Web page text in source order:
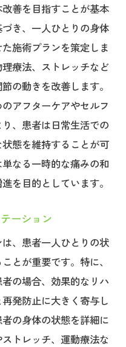
善を目指すことが基本
き、一人ひとりの身体
施術プランを策定しま
療法、ストレッチなど
の動きを改善します。
アフターケアやセルフ
、患者は日常生活での
態を維持することが可
なる一時的な痛みの和
を目的としています。
ーション
、患者一人ひとりの状
とが重要です。特に、
の場合、効果的なリハ
発防止に大きく寄与し
の身体の状態を詳細に
トレッチ、運動療法な